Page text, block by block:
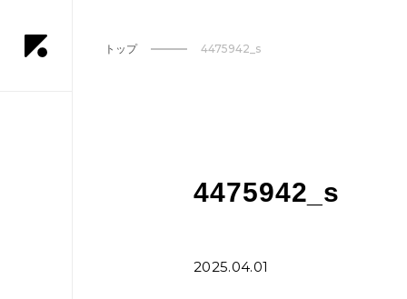
トップ 4475942_s
4475942_s
2025.04.01